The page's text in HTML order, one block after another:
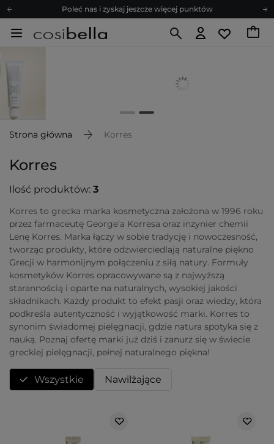
Poleć nas i zyskaj jeszcze więcej punktów
Zapisz się na newsletter pełen porad
Poleć nas i zyskaj jeszcze więcej punktów
Strona główna Korres
Korres
Ilość produktów: 3
Korres to grecka marka kosmetyczna założona w 1996 roku
przez farmaceutę George’a Korresa oraz inżynier chemii
Lenę Korres. Marka łączy w sobie tradycję i nowoczesność,
tworząc produkty, które odzwierciedlają naturalne piękno
Grecji w harmonijnym połączeniu z siłą natury. Formuły
kosmetyków Korres opracowywane są z najwyższą
starannością i oparte na naturalnych, wysokiej jakości
składnikach. Każdy produkt to efekt pasji oraz wiedzy, która
podkreśla autentyczność i wyjątkowość marki. Korres to
synonim świadomej pielęgnacji, gdzie natura spotyka się z
nauką. Poznaj ofertę marki już dziś i zanurz się w świecie
greckiej pielęgnacji, pełnej naturalnego piękna!
Wszystkie Nawilżające